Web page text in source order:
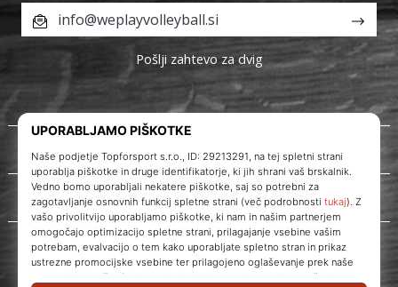
O nas
Storitve za stranke
info@weplayvolleyball.si
Pošlji zahtevo za dvig